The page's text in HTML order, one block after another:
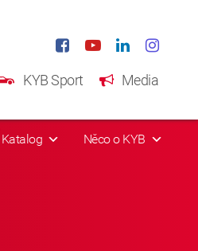
KYB Sport Media
Katalog Něco o KYB